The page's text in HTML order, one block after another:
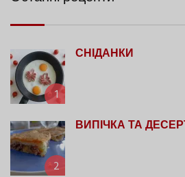
1
СНІДАНКИ
2
ВИПІЧКА ТА